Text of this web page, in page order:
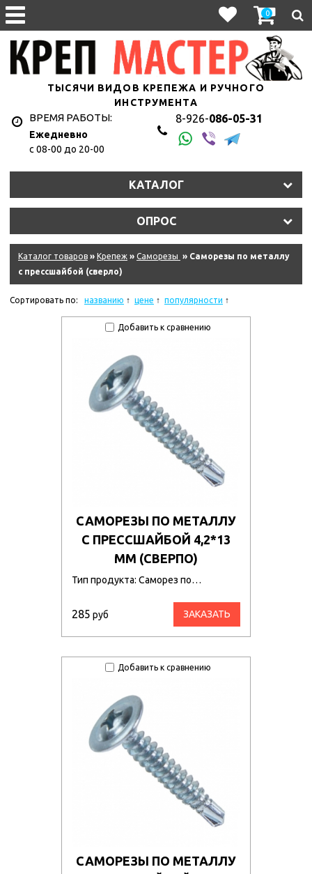
0
ТЫСЯЧИ ВИДОВ КРЕПЕЖА И РУЧНОГО
ИНСТРУМЕНТА
ВРЕМЯ РАБОТЫ:
Ежедневно
с 08-00 до 20-00
8-926-086-05-31
КАТАЛОГ
ОПРОС
Каталог товаров » Крепеж » Саморезы » Саморезы по металлу
с прессшайбой (сверло)
Сортировать по: названию цене популярности
Добавить к сравнению
САМОРЕЗЫ ПО МЕТАЛЛУ
С ПРЕССШАЙБОЙ 4,2*13
ММ (СВЕРПО)
Тип продукта: Саморез по…
285 руб ЗАКАЗАТЬ
Добавить к сравнению
САМОРЕЗЫ ПО МЕТАЛЛУ